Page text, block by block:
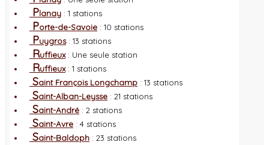
Planay : 1 stations
Porte-de-Savoie : 10 stations
Puygros: 13 stations
Ruffieux: Une seule station
Ruffieux: 1 stations
Saint François Longchamp : 13 stations
Saint-Alban-Leysse : 21 stations
Saint-André : 2 stations
Saint-Avre : 4 stations
Saint-Baldoph : 23 stations